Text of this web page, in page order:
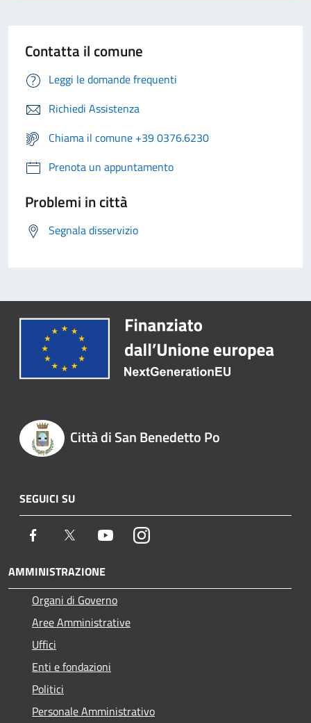
Contatta il comune
Leggi le domande frequenti
Richiedi Assistenza
Chiama il comune +39 0376.6230
Prenota un appuntamento
Problemi in città
Segnala disservizio
Città di San Benedetto Po
SEGUICI SU
Facebook Twitter YoutubeInstagram
AMMINISTRAZIONE
Organi di Governo
Aree Amministrative
Uffici
Enti e fondazioni
Politici
Personale Amministrativo